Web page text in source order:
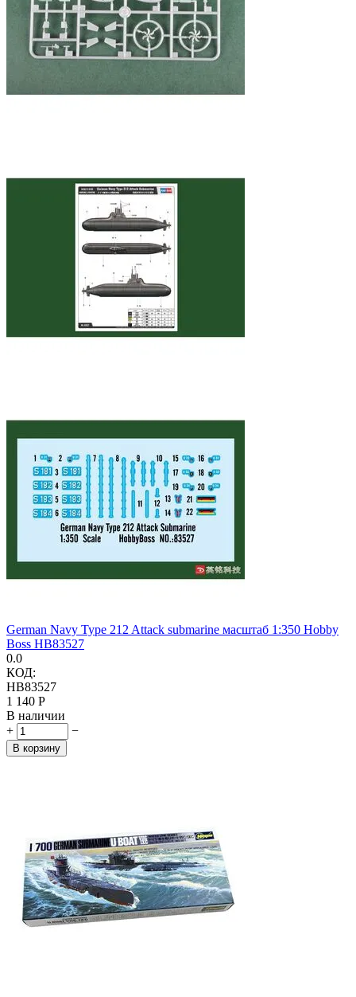
German Navy Type 212 Attack submarine масштаб 1:350 Hobby
Boss HB83527
0.0
КОД:
HB83527
1 140 Р
В наличии
+
−
В корзину